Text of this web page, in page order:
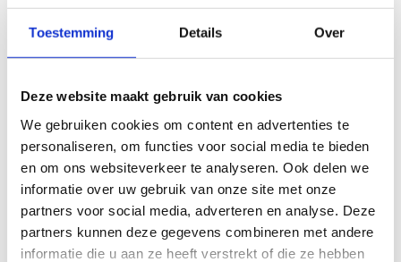
Toestemming Details Over
Deze website maakt gebruik van cookies
We gebruiken cookies om content en advertenties te
personaliseren, om functies voor social media te bieden
en om ons websiteverkeer te analyseren. Ook delen we
informatie over uw gebruik van onze site met onze
partners voor social media, adverteren en analyse. Deze
partners kunnen deze gegevens combineren met andere
informatie die u aan ze heeft verstrekt of die ze hebben
Wetsuit(gratis te ontlenen bij onsof eigen
wetsuit meebrengen).
Muts, sjaal (voor onze paas- en
Zonnecrème(opgelet, op het water verbrand je nog
sneller).
Drinkbus.
Zwemgerief: zwembroek, badpak,...
Rugzak.
Als je een brildraagt, is een touwtje altijd handig.
Smartphones laat je thuis. Deze zijn verboden
tijdens onze activiteiten.